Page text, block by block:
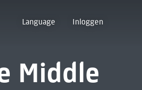
Language Inloggen
Middle